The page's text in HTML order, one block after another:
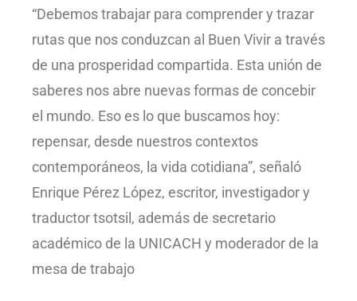
“Debemos trabajar para comprender y trazar
rutas que nos conduzcan al Buen Vivir a través
de una prosperidad compartida. Esta unión de
saberes nos abre nuevas formas de concebir
el mundo. Eso es lo que buscamos hoy:
repensar, desde nuestros contextos
contemporáneos, la vida cotidiana”, señaló
Enrique Pérez López, escritor, investigador y
traductor tsotsil, además de secretario
académico de la UNICACH y moderador de la
mesa de trabajo